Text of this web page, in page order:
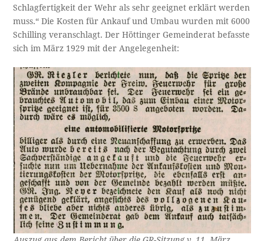
Schlagfertigkeit der Wehr als sehr geeignet erklärt werden
muss.“ Die Kosten für Ankauf und Umbau wurden mit 6000
Schilling veranschlagt. Der Höttinger Gemeinderat befasste
sich im März 1929 mit der Angelegenheit: